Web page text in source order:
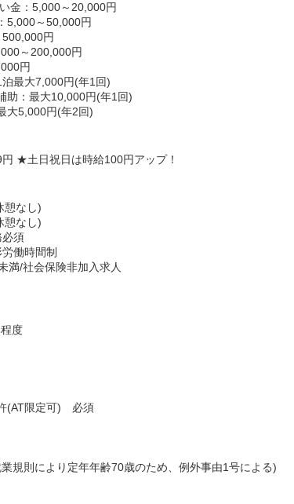
金：5,000～20,000円
5,000～50,000円
500,000円
～200,000円
円
泊最大7,000円(年1回)
助：最大10,000円(年1回)
大5,000円(年2回)
★土日祝日は時給100円アップ！
憩なし)
憩なし)
須
働時間制
満/社会保険非加入求人
度
(AT限定可) 必須
規則により定年年齢70歳のため、例外事由1号による)